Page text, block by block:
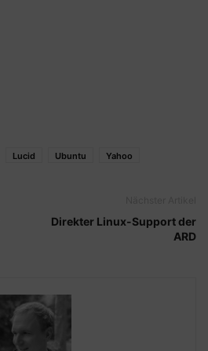
Lucid Ubuntu Yahoo
Direkter Linux-Support der
ARD